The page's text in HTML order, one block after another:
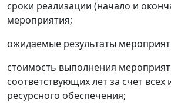
сроки реализации (начало и
мероприятия;
ожидаемые результаты
стоимость выполнения
соответствующих лет за счет всех
ресурсного обеспечения;